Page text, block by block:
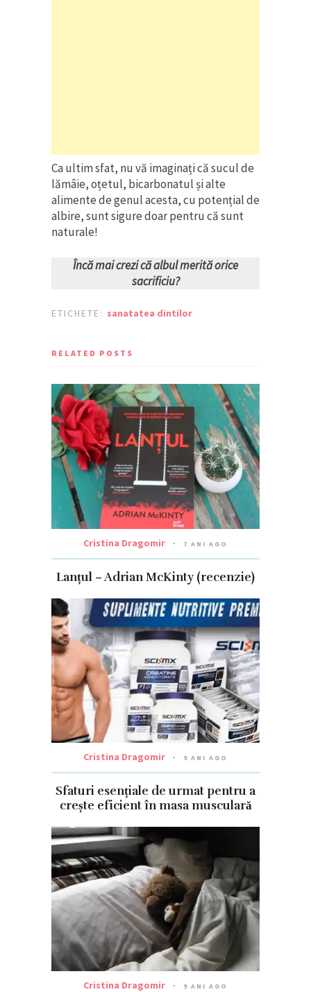
Ca ultim sfat, nu vă imaginați că sucul de
lămâie, oțetul, bicarbonatul și alte
alimente de genul acesta, cu potențial de
albire, sunt sigure doar pentru că sunt
naturale!
Încă mai crezi că albul merită orice
sacrificiu?
ETICHETE: sanatatea dintilor
RELATED POSTS
Cristina Dragomir 7 ANI AGO
Lanțul – Adrian McKinty (recenzie)
Cristina Dragomir 9 ANI AGO
Sfaturi esențiale de urmat pentru a
crește eficient în masa musculară
Cristina Dragomir 9 ANI AGO